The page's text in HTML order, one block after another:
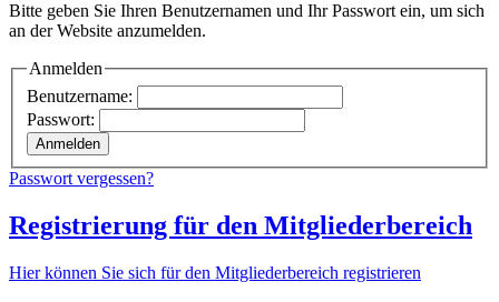
Bitte geben Sie Ihren Benutzernamen und Ihr Passwort ein, um sich
an der Website anzumelden.
Anmelden
Benutzername:
Passwort:
Passwort vergessen?
Registrierung für den Mitgliederbereich
Hier können Sie sich für den Mitgliederbereich registrieren